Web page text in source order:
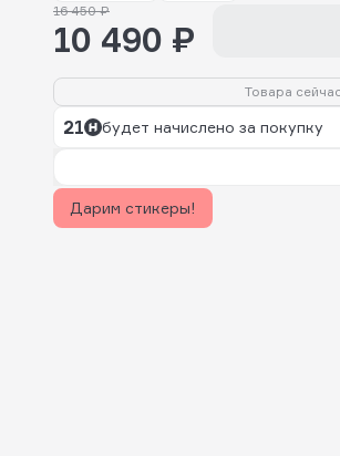
16 450 ₽
10 490 ₽
Товара
21 будет начислено за покупку
Дарим стикеры!